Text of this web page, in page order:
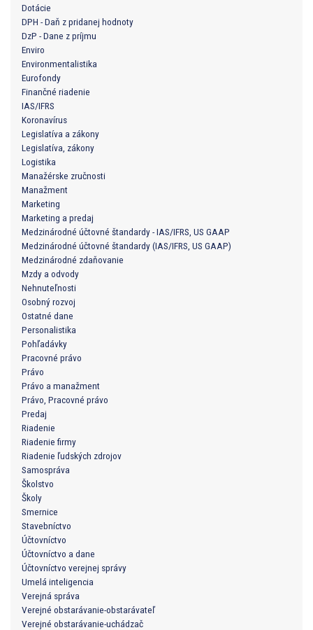
Dotácie
DPH - Daň z pridanej hodnoty
DzP - Dane z príjmu
Enviro
Environmentalistika
Eurofondy
Finančné riadenie
IAS/IFRS
Koronavírus
Legislatíva a zákony
Legislatíva, zákony
Logistika
Manažérske zručnosti
Manažment
Marketing
Marketing a predaj
Medzinárodné účtovné štandardy - IAS/IFRS, US GAAP
Medzinárodné účtovné štandardy (IAS/IFRS, US GAAP)
Medzinárodné zdaňovanie
Mzdy a odvody
Nehnuteľnosti
Osobný rozvoj
Ostatné dane
Personalistika
Pohľadávky
Pracovné právo
Právo
Právo a manažment
Právo, Pracovné právo
Predaj
Riadenie
Riadenie firmy
Riadenie ľudských zdrojov
Samospráva
Školstvo
Školy
Smernice
Stavebníctvo
Účtovníctvo
Účtovníctvo a dane
Účtovníctvo verejnej správy
Umelá inteligencia
Verejná správa
Verejné obstarávanie-obstarávateľ
Verejné obstarávanie-uchádzač